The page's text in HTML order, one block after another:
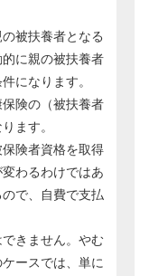
被扶養者となる
に親の被扶養者
になります。
険の（被扶養者
ます。
険者資格を取得
わるわけではあ
で、自費で支払
きません。やむ
ースでは、単に